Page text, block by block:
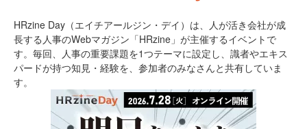
HRzine Day（エイチアールジン・デイ）は、人が活き会社が成
長する人事のWebマガジン「HRzine」が主催するイベントで
す。毎回、人事の重要課題を1つテーマに設定し、識者やエキス
パードが持つ知見・経験を、参加者のみなさんと共有していま
す。